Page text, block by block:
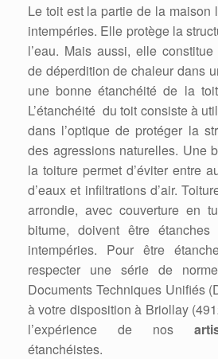
Le toit est la partie de la maison
intempéries. Elle protège la
l’eau. Mais aussi, elle
de déperdition de chaleur dans
une bonne étanchéité de la
L’étanchéité du toit consiste à
dans l’optique de protéger la
des agressions naturelles. Une
la toiture permet d’éviter entre
d’eaux et infiltrations d’air.
arrondie, avec couverture en
bitume, doivent être
intempéries. Pour être
respecter une série de
Documents Techniques Unifiés
à votre disposition à Briollay
l’expérience de nos
étanchéistes.